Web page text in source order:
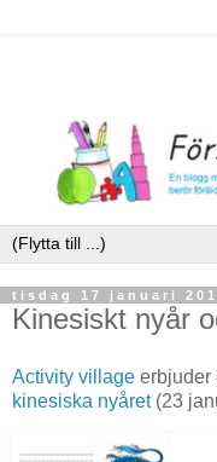
tisdag 17 januari
Kinesiskt nyår
Activity village erbjuder
kinesiska nyåret(23